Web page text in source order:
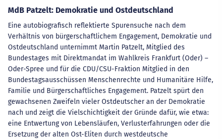
MdB Patzelt: Demokratie und Ostdeutschland
Eine autobiografisch reflektierte Spurensuche nach dem
Verhältnis von bürgerschaftlichem Engagement, Demokratie und
Ostdeutschland unternimmt Martin Patzelt, Mitglied des
Bundestages mit Direktmandat im Wahlkreis Frankfurt (Oder) –
Oder-Spree und für die CDU/CSU-Fraktion Mitglied in den
Bundestagsausschüssen Menschenrechte und Humanitäre Hilfe,
Familie und Bürgerschaftliches Engagement. Patzelt spürt den
gewachsenen Zweifeln vieler Ostdeutscher an der Demokratie
nach und zeigt die Vielschichtigkeit der Gründe dafür, wie etwa:
eine Entwertung von Lebensläufen, Verlusterfahrungen oder die
Ersetzung der alten Ost-Eliten durch westdeutsche